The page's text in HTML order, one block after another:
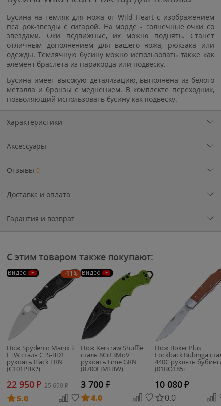
Бусина на темляк для ножа от Wild Heart с изображением
пса рок-звезды с сигарой. На морде - солнечные очки со
звёздами. Оки подвижные, их можно поднять. Станет
отличным дополнением для вашего ножа, рюкзака или
одежды. Темлячную бусину можно использовать также как
элемент браслета из паракорда или подвеску.
Бусина имеет высокую детализацию, выполнена из белого
металла и бронзы с меднением. В комплекте переходник,
позволяющий использовать бусину как подвеску.
Характеристики
Аксессуары
Отзывы 0
Доставка и оплата
Гарантия и возврат
С этим товаром также покупают:
-11%
Видео
Нож Spyderco Manix 2
LTW сталь CTS-BD1
рукоять Black FRN
(C101PBK2)
22 950 ₽ 25 690₽
5.0
Видео
Нож Kershaw Shuffle
cталь 8Cr13MoV
рукоять Lime GRN
(8700LIMEBW)
3 700 ₽
4.0
Нож Boker Plus
Lockback Bubinga
440C рукоять
(01BO185)
10 080 ₽
0.0